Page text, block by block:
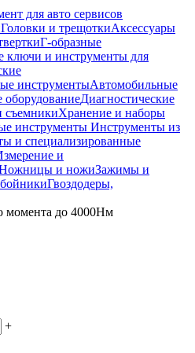
для авто сервисов
Головки и трещоткиАксессуары
Г-образные
ключи и инструменты для
инструментыАвтомобильные
оборудованиеДиагностические
съемникиХранение и наборы
инструменты Инструменты из
и специализированные
и
и ножиЗажимы и
Гвоздодеры,
момента до 4000Нм
+